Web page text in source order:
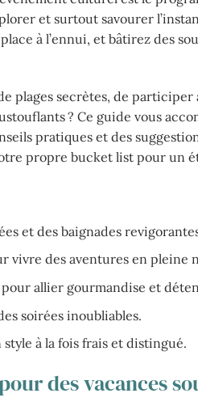
et surtout savourer
à l’ennui, et bâtirez des
plages secrètes, de participer
? Ce guide vous
pratiques et des
propre bucket list pour un
et des baignades
vivre des aventures en pleine
allier gourmandise et
soirées inoubliables.
à la fois frais et distingué.
des vacances